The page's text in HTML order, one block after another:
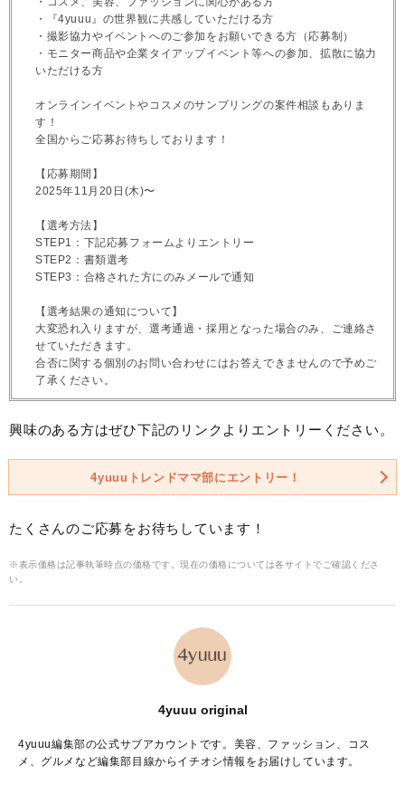
・『4yuuu』の世界観に共感していただける方
・撮影協力やイベントへのご参加をお願いできる方（応募制）
・モニター商品や企業タイアップイベント等への参加、拡散に協力
いただける方
オンラインイベントやコスメのサンプリングの案件相談もありま
す！
全国からご応募お待ちしております！
【応募期間】
2025年11月20日(木)〜
【選考方法】
STEP1：下記応募フォームよりエントリー
STEP2：書類選考
STEP3：合格された方にのみメールで通知
【選考結果の通知について】
大変恐れ入りますが、選考通過・採用となった場合のみ、ご連絡さ
せていただきます。
合否に関する個別のお問い合わせにはお答えできませんので予めご
了承ください。
興味のある方はぜひ下記のリンクよりエントリーください。
4yuuuトレンドママ部にエントリー！
たくさんのご応募をお待ちしています！
※表示価格は記事執筆時点の価格です。現在の価格については各サイトでご確認くださ
い。
4yuuu original
4yuuu編集部の公式サブアカウントです。美容、ファッション、コス
メ、グルメなど編集部目線からイチオシ情報をお届けしています。